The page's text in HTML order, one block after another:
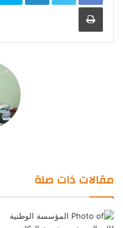
طباعة
مقالات ذات صلة